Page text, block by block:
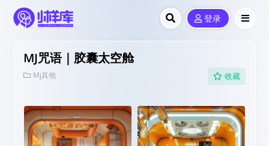
登录
MJ咒语｜胶囊太空舱
Mj其他 收藏